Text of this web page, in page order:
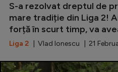
S-a rezolvat dreptul de
mare tradiție din Liga 2!
forță în scurt timp, va
Liga 2 | Vlad Ionescu | 21